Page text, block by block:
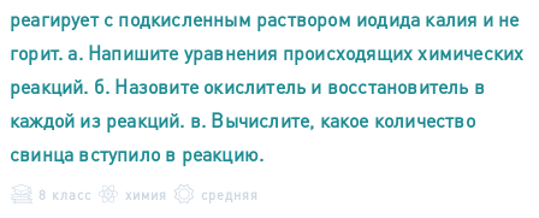
реагирует с подкисленным раствором иодида калия и не
горит. а. Напишите уравнения происходящих химических
реакций. б. Назовите окислитель и восстановитель в
каждой из реакций. в. Вычислите, какое количество
свинца вступило в реакцию.
8 класс химия средняя